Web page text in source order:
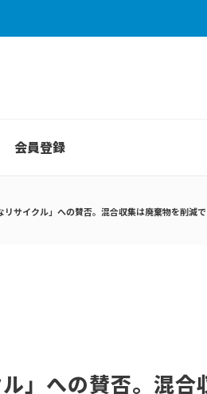
会員登録
リサイクル」への賛否。混合収集は廃棄物を削減
」への賛否。混合